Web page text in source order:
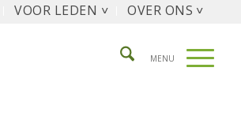
VOOR LEDEN ˅ OVER ONS ˅